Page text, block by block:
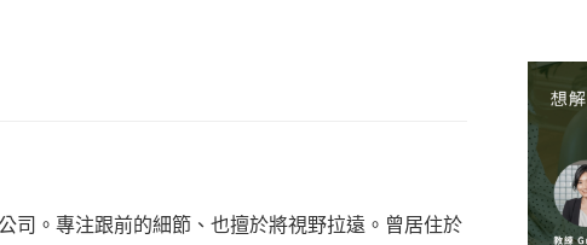
司。專注跟前的細節、也擅於將視野拉遠。曾居住於